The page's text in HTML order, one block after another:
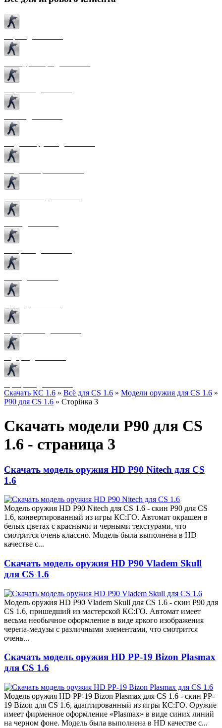
Скачать КС 1.6 » Всё для CS 1.6 » Модели оружия для CS 1.6 »
P90 для CS 1.6 » Сторінка 3
Скачать модели P90 для CS
1.6 - страница 3
Скачать модель оружия HD P90 Nitech для CS
1.6
Модель оружия HD P90 Nitech для CS 1.6 - скин P90 для CS
1.6, конвертированный из игры КС:ГО. Автомат окрашен в
белых цветах с красными и черными текстурами, что
смотрится очень классно. Модель была выполнена в HD
качестве с...
Скачать модель оружия HD P90 Vladem Skull
для CS 1.6
Модель оружия HD P90 Vladem Skull для CS 1.6 - скин P90 для
CS 1.6, пришедший из мастерской КС:ГО. Автомат имеет
весьма необычное оформление в виде яркого изображения
черепа-медузы с различными элементами, что смотрится
очень...
Скачать модель оружия HD PP-19 Bizon Plasmax
для CS 1.6
Модель оружия HD PP-19 Bizon Plasmax для CS 1.6 - скин PP-
19 Bizon для CS 1.6, адаптированный из игры КС:ГО. Оружие
имеет фирменное оформление «Plasmax» в виде синих линий
на черном фоне. Модель была выполнена в HD качестве с...